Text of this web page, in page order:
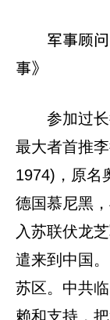
军事顾
事》
参加过
最大者首推
1974)，原名
德国慕尼黑
入苏联伏龙
遣来到中国
苏区。中共
赖和支持，